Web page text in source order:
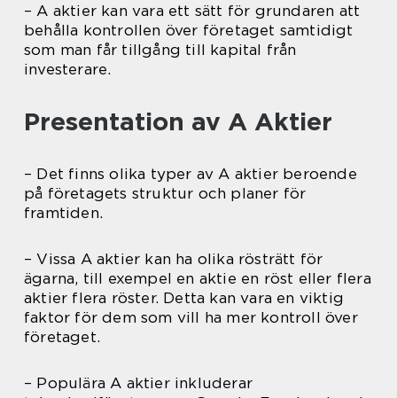
– A aktier kan vara ett sätt för grundaren att
behålla kontrollen över företaget samtidigt
som man får tillgång till kapital från
investerare.
Presentation av A Aktier
– Det finns olika typer av A aktier beroende
på företagets struktur och planer för
framtiden.
– Vissa A aktier kan ha olika rösträtt för
ägarna, till exempel en aktie en röst eller flera
aktier flera röster. Detta kan vara en viktig
faktor för dem som vill ha mer kontroll över
företaget.
– Populära A aktier inkluderar